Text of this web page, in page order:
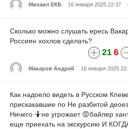
Михаил ЕКБ 16 января 2025 22:37
Сколько можно слушать ересь
Россиян хохлов сделать?
21 6
Макаров Андрей 16 января 2025
Как надоело видеть в Русском
прискакавшие по Не разбитой
Ничего 🤷не угрожает 😡байлер
еще приехать на экскурсию И